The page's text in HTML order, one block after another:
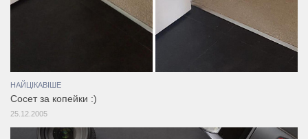
НАЙЦІКАВІШЕ
Сосет за копейки :)
25.12.2005